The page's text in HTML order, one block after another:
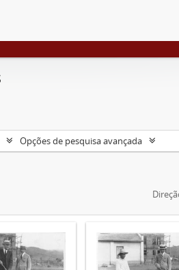
Opções de pesquisa avançada